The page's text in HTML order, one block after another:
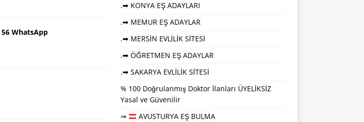
56 WhatsApp
.➡ KONYA EŞ ADAYLARI
.➡ MEMUR EŞ ADAYLAR
.➡ MERSİN EVLİLİK SİTESİ
.➡ ÖĞRETMEN EŞ ADAYLAR
.➡ SAKARYA EVLİLİK SİTESİ
% 100 Doğrulanmış Doktor İlanları ÜYELİKSİZ
Yasal ve Güvenilir
⇒
AVUSTURYA EŞ BULMA